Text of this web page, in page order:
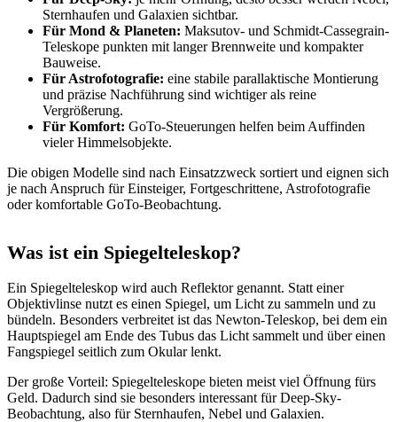
Sternhaufen und Galaxien sichtbar.
Für Mond & Planeten: Maksutov- und Schmidt-Cassegrain-
Teleskope punkten mit langer Brennweite und kompakter
Bauweise.
Für Astrofotografie: eine stabile parallaktische Montierung
und präzise Nachführung sind wichtiger als reine
Vergrößerung.
Für Komfort: GoTo-Steuerungen helfen beim Auffinden
vieler Himmelsobjekte.
Die obigen Modelle sind nach Einsatzzweck sortiert und eignen sich
je nach Anspruch für Einsteiger, Fortgeschrittene, Astrofotografie
oder komfortable GoTo-Beobachtung.
Was ist ein Spiegelteleskop?
Ein Spiegelteleskop wird auch Reflektor genannt. Statt einer
Objektivlinse nutzt es einen Spiegel, um Licht zu sammeln und zu
bündeln. Besonders verbreitet ist das Newton-Teleskop, bei dem ein
Hauptspiegel am Ende des Tubus das Licht sammelt und über einen
Fangspiegel seitlich zum Okular lenkt.
Der große Vorteil: Spiegelteleskope bieten meist viel Öffnung fürs
Geld. Dadurch sind sie besonders interessant für Deep-Sky-
Beobachtung, also für Sternhaufen, Nebel und Galaxien.